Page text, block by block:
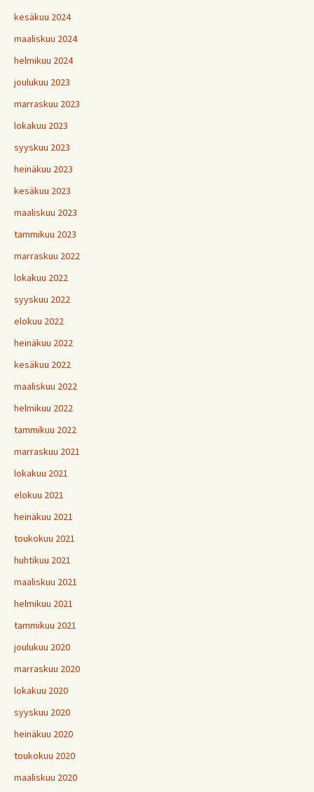
kesäkuu 2024
maaliskuu 2024
helmikuu 2024
joulukuu 2023
marraskuu 2023
lokakuu 2023
syyskuu 2023
heinäkuu 2023
kesäkuu 2023
maaliskuu 2023
tammikuu 2023
marraskuu 2022
lokakuu 2022
syyskuu 2022
elokuu 2022
heinäkuu 2022
kesäkuu 2022
maaliskuu 2022
helmikuu 2022
tammikuu 2022
marraskuu 2021
lokakuu 2021
elokuu 2021
heinäkuu 2021
toukokuu 2021
huhtikuu 2021
maaliskuu 2021
helmikuu 2021
tammikuu 2021
joulukuu 2020
marraskuu 2020
lokakuu 2020
syyskuu 2020
heinäkuu 2020
toukokuu 2020
maaliskuu 2020